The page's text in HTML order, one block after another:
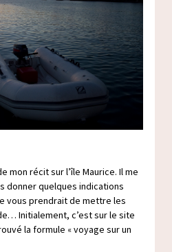
mon récit sur l’île Maurice. Il me
donner quelques indications
vous prendrait de mettre les
Initialement, c’est sur le site
la formule « voyage sur un